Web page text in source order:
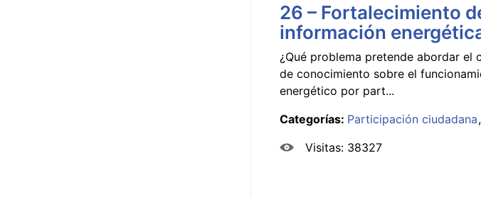
26 – Fortalecimiento
información
¿Qué problema pretende abordar el
de conocimiento sobre el
energético por part...
Categorías: Participación ciudadana
Visitas: 38327